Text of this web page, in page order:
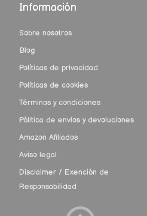
Información
Sobre nosotros
Blog
Políticas de privacidad
Políticas de cookies
Términos y condiciones
Pólitica de envíos y devoluciones
Amazon Afiliados
Aviso legal
Disclaimer / Exención de
Responsabilidad